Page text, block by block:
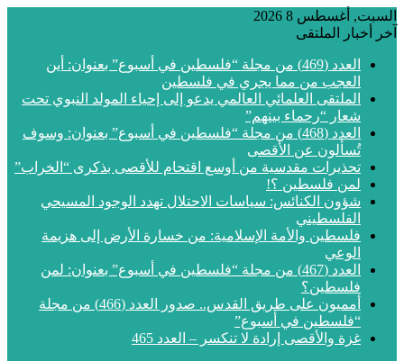
السبت, أغسطس 8 2026
آخر أخبار الملتقى
العدد (469) من مجلة “فلسطين في أسبوع” بعنوان: أين
العجب من مما يجري في فلسطين
الملتقى العلمائي العالمي يدعو إلى إحياء المولد النبوي تحت
شعار “رحماء بينهم”
العدد (468) من مجلة “فلسطين في أسبوع” بعنوان: وسوف
تُسألون عن الأقصى
تحذيرات مقدسية من أوسع اقتحام للأقصى بذكرى “الخراب”
لمن فلسطين ؟!
شؤون الكنائس: سياسات الاحتلال تهدد الوجود المسيحي
الفلسطيني
فلسطين والأمة الإسلامية: من خسارة الأرض إلى هزيمة
الوعي
العدد (467) من مجلة “فلسطين في أسبوع” بعنوان: لمن
فلسطين؟
أمميون على طريق القدس.. صدور العدد (466) من مجلة
“فلسطين في أسبوع”
غزة والأقصى إرادة لا تنكسر – العدد 465